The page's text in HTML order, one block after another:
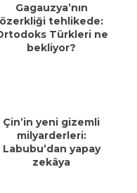
Gagauzya’nın
özerkliği tehlikede:
Türkleri ne
bekliyor?
Çin’in yeni gizemli
milyarderleri:
Labubu’dan yapay
zekâya